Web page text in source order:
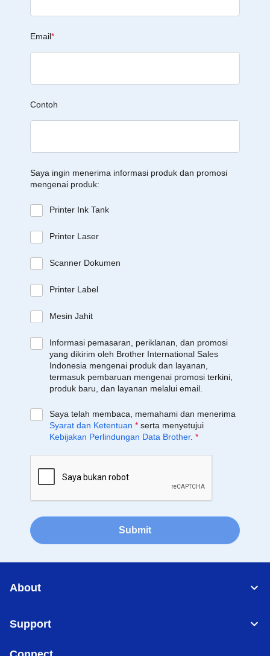
Email*
Contoh
Saya ingin menerima informasi produk dan promosi
mengenai produk:
Printer Ink Tank
Printer Laser
Scanner Dokumen
Printer Label
Mesin Jahit
Informasi pemasaran, periklanan, dan promosi
yang dikirim oleh Brother International Sales
Indonesia mengenai produk dan layanan,
termasuk pembaruan mengenai promosi terkini,
produk baru, dan layanan melalui email.
Saya telah membaca, memahami dan menerima
Syarat dan Ketentuan * serta menyetujui
Kebijakan Perlindungan Data Brother. *
Submit
About
Support